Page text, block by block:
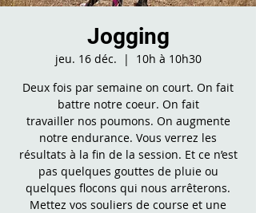
Jogging
jeu. 16 déc.
  |
10h à 10h30
Deux fois par semaine on court. On fait
battre notre coeur. On fait
travailler nos poumons. On augmente
notre endurance. Vous verrez les
résultats à la fin de la session. Et ce n’est
pas quelques gouttes de pluie ou
quelques flocons qui nous arrêterons.
Mettez vos souliers de course et une